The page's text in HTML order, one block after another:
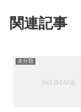
関連記事
未分類